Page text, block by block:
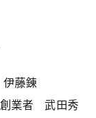
藤錬
創業者 武田秀